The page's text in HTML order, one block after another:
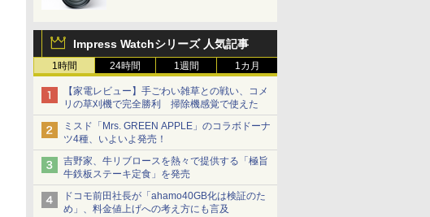
Impress Watchシリーズ 人気記事
1時間 24時間 1週間 1カ月
【家電レビュー】手ごわい雑草との戦い、コメ
リの草刈機で完全勝利 掃除機感覚で使えた
ミスド「Mrs. GREEN APPLE」のコラボドーナ
ツ4種、いよいよ発売！
吉野家、牛リブロースを熱々で提供する「極旨
牛鉄板ステーキ定食」を発売
ドコモ前田社長が「ahamo40GB化は検証のた
め」、料金値上げへの考え方にも言及